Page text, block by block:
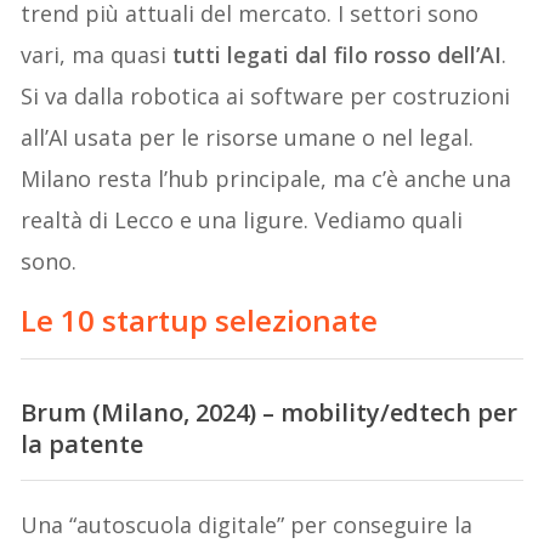
trend più attuali del mercato. I settori sono
vari, ma quasi tutti legati dal filo rosso dell’AI.
Si va dalla robotica ai software per costruzioni
all’AI usata per le risorse umane o nel legal.
Milano resta l’hub principale, ma c’è anche una
realtà di Lecco e una ligure. Vediamo quali
sono.
Le 10 startup selezionate
Brum (Milano, 2024) – mobility/edtech per
la patente
Una “autoscuola digitale” per conseguire la